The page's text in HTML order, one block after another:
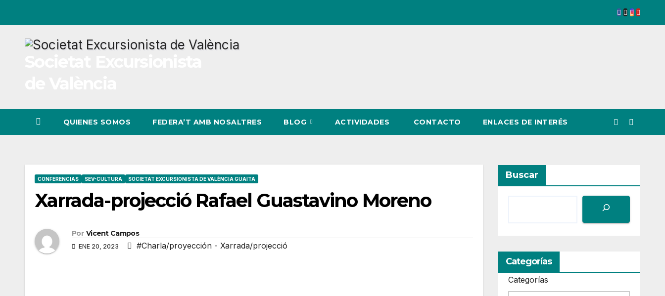
contenido
QUIENES SOMOS FEDERA’T AMB NOSALTRES BLOG ACTIVIDADES CONTACTO ENLACES DE INTERÉS
CONFERENCIAS SEV-CULTURA SOCIETAT EXCURSIONISTA DE VALÈNCIA GUAITA
Xarrada-projecció Rafael Guastavino Moreno
Por Vicent Campos
ENE 20, 2023 #Charla/proyección - Xarrada/projecció
Buscar
Categorías
Categorías